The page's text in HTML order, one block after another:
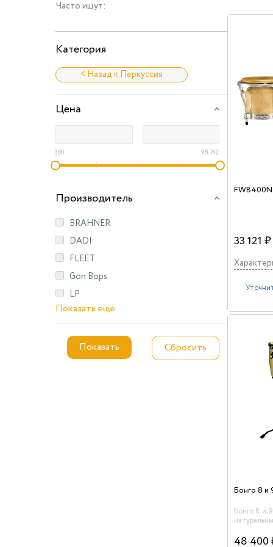
Часто ищут:
Категория
< Назад к Перкуссия
Цена
300 98 742
Производитель
BRAHNER
DADI
FLEET
Gon Bops
LP
Показать еще
33 121 ₽
Бонго 8 и
своим
48 400